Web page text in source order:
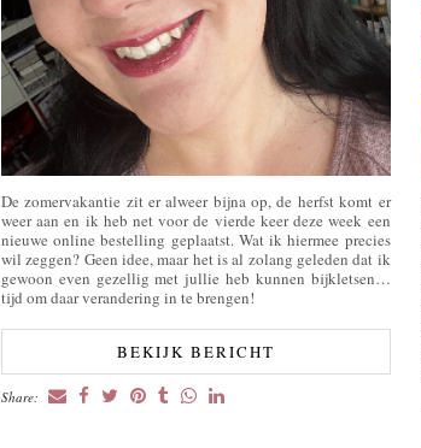
De zomervakantie zit er alweer bijna op, de herfst komt er
weer aan en ik heb net voor de vierde keer deze week een
nieuwe online bestelling geplaatst. Wat ik hiermee precies
wil zeggen? Geen idee, maar het is al zolang geleden dat ik
gewoon even gezellig met jullie heb kunnen bijkletsen…
tijd om daar verandering in te brengen!
BEKIJK BERICHT
Share: